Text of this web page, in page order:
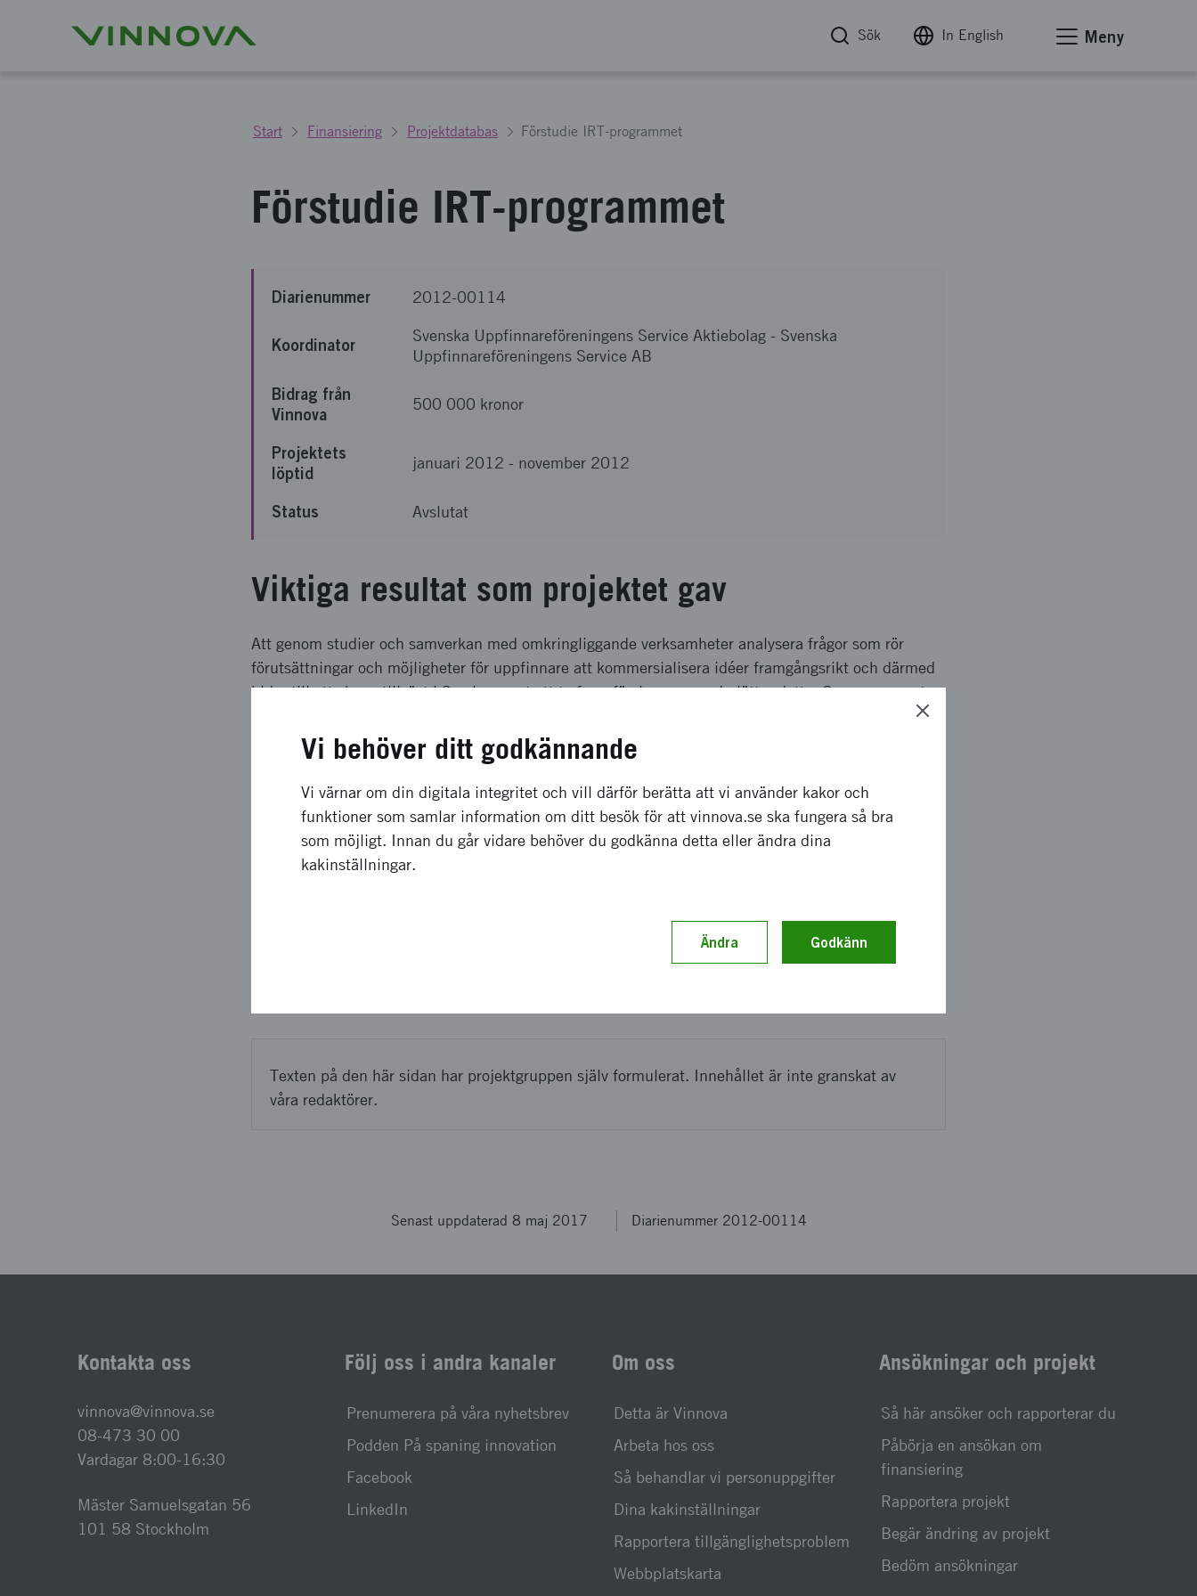
Sök In English Meny
Start Finansiering Projektdatabas Förstudie IRT-programmet
Förstudie IRT-programmet
Diarienummer 2012-00114
Koordinator Svenska Uppfinnareföreningens Service Aktiebolag - Svenska
Uppfinnareföreningens Service AB
Bidrag från
Vinnova
500 000 kronor
Projektets
löptid
januari 2012 - november 2012
Status Avslutat
Viktiga resultat som projektet gav
Att genom studier och samverkan med omkringliggande verksamheter analysera frågor som rör
förutsättningar och möjligheter för uppfinnare att kommersialisera idéer framgångsrikt och därmed
bidra till att skapa tillväxt i Sverige samt att ta fram förslag som underlättar detta. Genom rapporten
Långsiktiga effekter som förväntas
På basis av rapportens slutsatser och förslag är ambitionen att förbättra systemet för att stödja
utvecklingen av uppfinnares idéer och förslag till nya produkter och affärsidéer.
Texten på den här sidan har projektgruppen själv formulerat. Innehållet är inte granskat av
våra redaktörer.
Senast uppdaterad 8 maj 2017 Diarienummer 2012-00114
Kontakta oss
vinnova@vinnova.se
08-473 30 00
Vardagar 8:00-16:30
Mäster Samuelsgatan 56
101 58 Stockholm
Följ oss i andra kanaler
Prenumerera på våra nyhetsbrev
Podden På spaning innovation
Facebook
LinkedIn
Om oss
Detta är Vinnova
Arbeta hos oss
Så behandlar vi personuppgifter
Dina kakinställningar
Rapportera tillgänglighetsproblem
Webbplatskarta
Ansökningar och projekt
Så här ansöker och rapporterar du
Påbörja en ansökan om
finansiering
Rapportera projekt
Begär ändring av projekt
Bedöm ansökningar
Vi behöver ditt godkännande
Vi värnar om din digitala integritet och vill därför berätta att vi använder kakor och
funktioner som samlar information om ditt besök för att vinnova.se ska fungera så bra
som möjligt. Innan du går vidare behöver du godkänna detta eller ändra dina
kakinställningar.
Ändra Godkänn